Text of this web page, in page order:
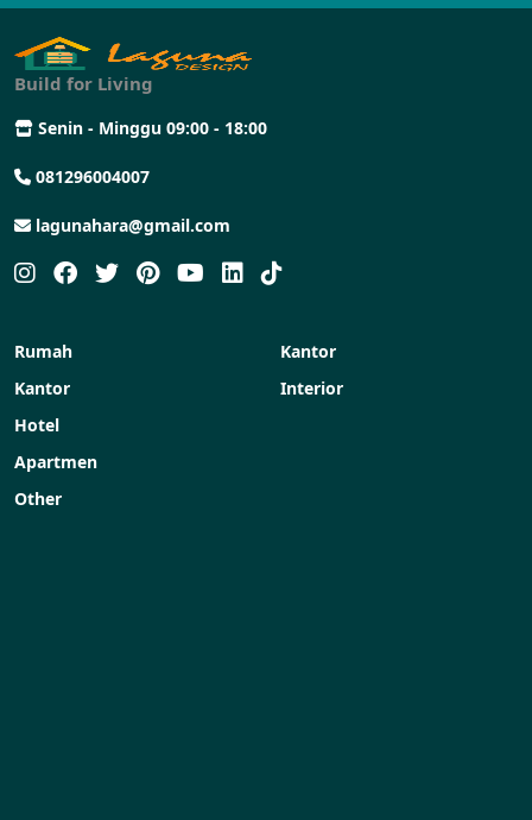
Build for Living
Senin - Minggu 09:00 - 18:00
081296004007
lagunahara@gmail.com
Rumah
Kantor
Hotel
Apartmen
Other
Kantor
Interior